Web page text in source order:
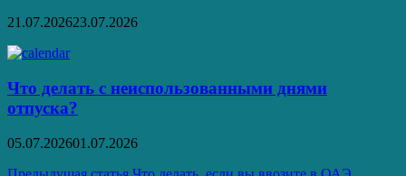
21.07.202623.07.2026
Что делать с неиспользованными днями
отпуска?
05.07.202601.07.2026